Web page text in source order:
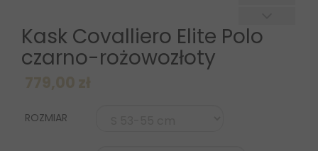
Kask Covalliero Elite Polo
czarno-rożowozłoty
ROZMIAR